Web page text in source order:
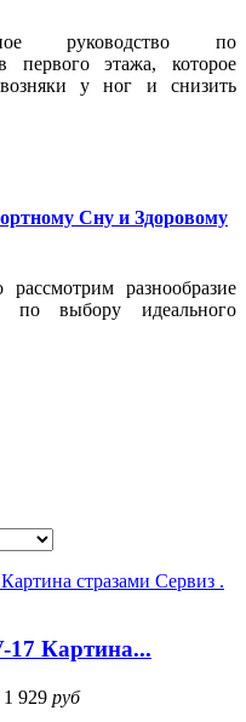
руководство по
первого этажа, которое
у ног и снизить
Сну и Здоровому
разнообразие
по выбору идеального
Картина...
1 929 руб